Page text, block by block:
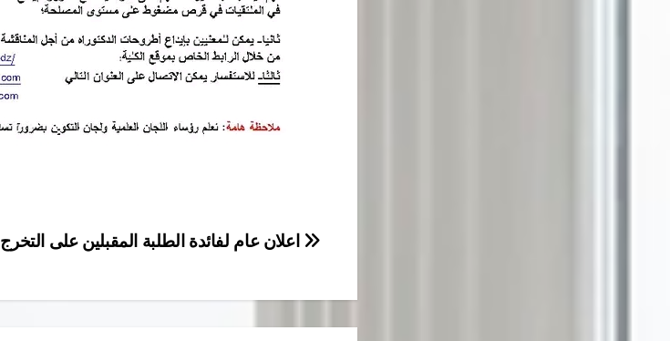
تصفّح
اعلان عام لفائدة الطلبة المقبلين على التخرج